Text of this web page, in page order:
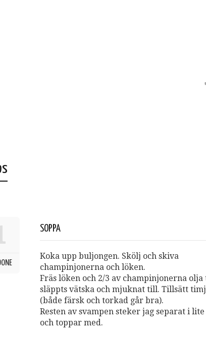
SOPPA
Koka upp buljongen. Skölj och skiva
champinjonerna och löken.
Fräs löken och 2/3 av champinjonerna olja
släppts vätska och mjuknat till. Tillsätt
(både färsk och torkad går bra).
Resten av svampen steker jag separat i
och toppar med.